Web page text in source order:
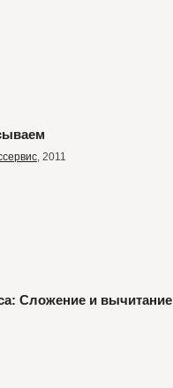
, 2011
Сложение и вычитание